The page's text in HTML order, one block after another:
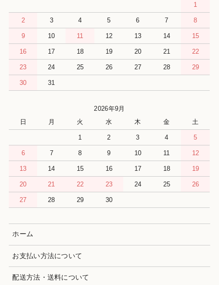
1
2 3 4 5 6 7 8
9 10 11 12 13 14 15
16 17 18 19 20 21 22
23 24 25 26 27 28 29
30 31
2026年9月
日
月 火 水 木 金 土
1 2 3 4 5
6 7 8 9 10 11 12
13 14 15 16 17 18 19
20 21 22 23 24 25 26
27 28 29 30
ホーム
お支払い方法について
配送方法・送料について